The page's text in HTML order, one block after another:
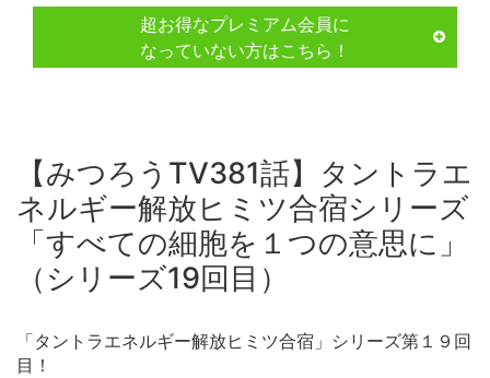
超お得なプレミアム会員に
なっていない方はこちら！
【みつろうTV381話】タントラエ
ネルギー解放ヒミツ合宿シリーズ
「すべての細胞を１つの意思に」
（シリーズ19回目）
「タントラエネルギー解放ヒミツ合宿」シリーズ第１９回
目！